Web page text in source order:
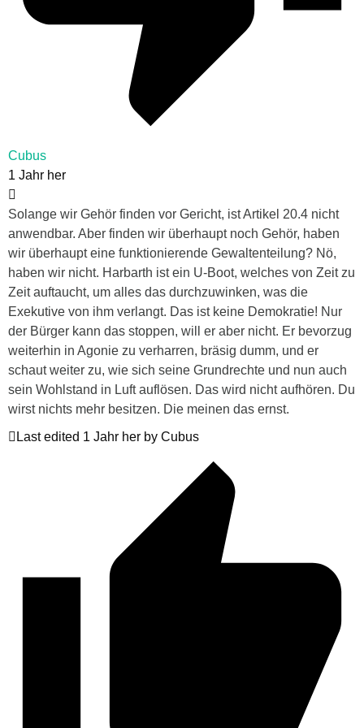
Cubus
1 Jahr her
Solange wir Gehör finden vor Gericht, ist Artikel 20.4 nicht
anwendbar. Aber finden wir überhaupt noch Gehör, haben
wir überhaupt eine funktionierende Gewaltenteilung? Nö,
haben wir nicht. Harbarth ist ein U-Boot, welches von Zeit zu
Zeit auftaucht, um alles das durchzuwinken, was die
Exekutive von ihm verlangt. Das ist keine Demokratie! Nur
der Bürger kann das stoppen, will er aber nicht. Er bevorzug
weiterhin in Agonie zu verharren, bräsig dumm, und er
schaut weiter zu, wie sich seine Grundrechte und nun auch
sein Wohlstand in Luft auflösen. Das wird nicht aufhören. Du
wirst nichts mehr besitzen. Die meinen das ernst.
Last edited 1 Jahr her by Cubus